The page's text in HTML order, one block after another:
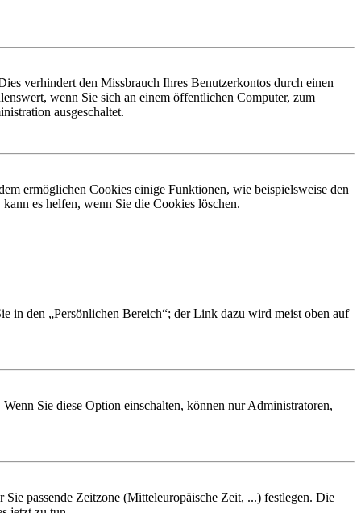
verhindert den Missbrauch Ihres Benutzerkontos durch einen
wenn Sie sich an einem öffentlichen Computer, zum
ausgeschaltet.
ermöglichen Cookies einige Funktionen, wie beispielsweise den
es helfen, wenn Sie die Cookies löschen.
in den „Persönlichen Bereich“; der Link dazu wird meist oben auf
Sie diese Option einschalten, können nur Administratoren,
passende Zeitzone (Mitteleuropäische Zeit, ...) festlegen. Die